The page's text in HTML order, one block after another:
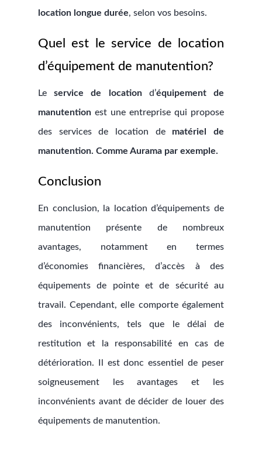
location longue durée, selon vos besoins.
Quel est le service de location
d’équipement de manutention?
Leservice de locationd’équipement de
manutentionest une entreprise qui propose
des services de location de matériel de
manutention. Comme Aurama par exemple.
Conclusion
En conclusion, la location d’équipements de
manutention présente de nombreux
avantages, notamment en termes
d’économies financières, d’accès à des
équipements de pointe et de sécurité au
travail. Cependant, elle comporte également
des inconvénients, tels que le délai de
restitution et la responsabilité en cas de
détérioration. Il est donc essentiel de peser
soigneusement les avantages et les
inconvénients avant de décider de louer des
équipements de manutention.